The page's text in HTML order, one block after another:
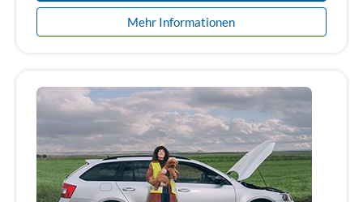
Mehr Informationen